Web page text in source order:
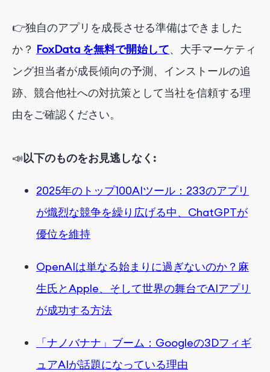
👉独自のアプリを成長させる準備はできました
か？ FoxData を無料で開始して、大手マーケティ
ング担当者が成長傾向の予測、インストールの追
跡、競合他社への対抗策として当社を信頼する理
由をご確認ください。
📣以下のものをお見逃しなく :
2025年のトップ100AIツール：233のアプリ
が熾烈な競争を繰り広げる中、ChatGPTが
優位を維持
OpenAIは単なる始まりに過ぎないのか？麻
生氏とApple、そして世界の舞台でAIアプリ
が成功する方法
「ナノバナナ」ブーム：Googleの3Dフィギ
ュアAIが話題になっている理由